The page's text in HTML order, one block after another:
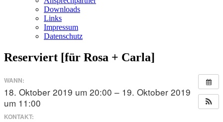
Downloads
Links
Impressum
Datenschutz
Reserviert [für Rosa + Carla]
WANN:
18. Oktober 2019 um 20:00 – 19. Oktober 2019
um 11:00
KONTAKT: